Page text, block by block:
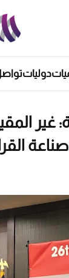
دوليات
غير